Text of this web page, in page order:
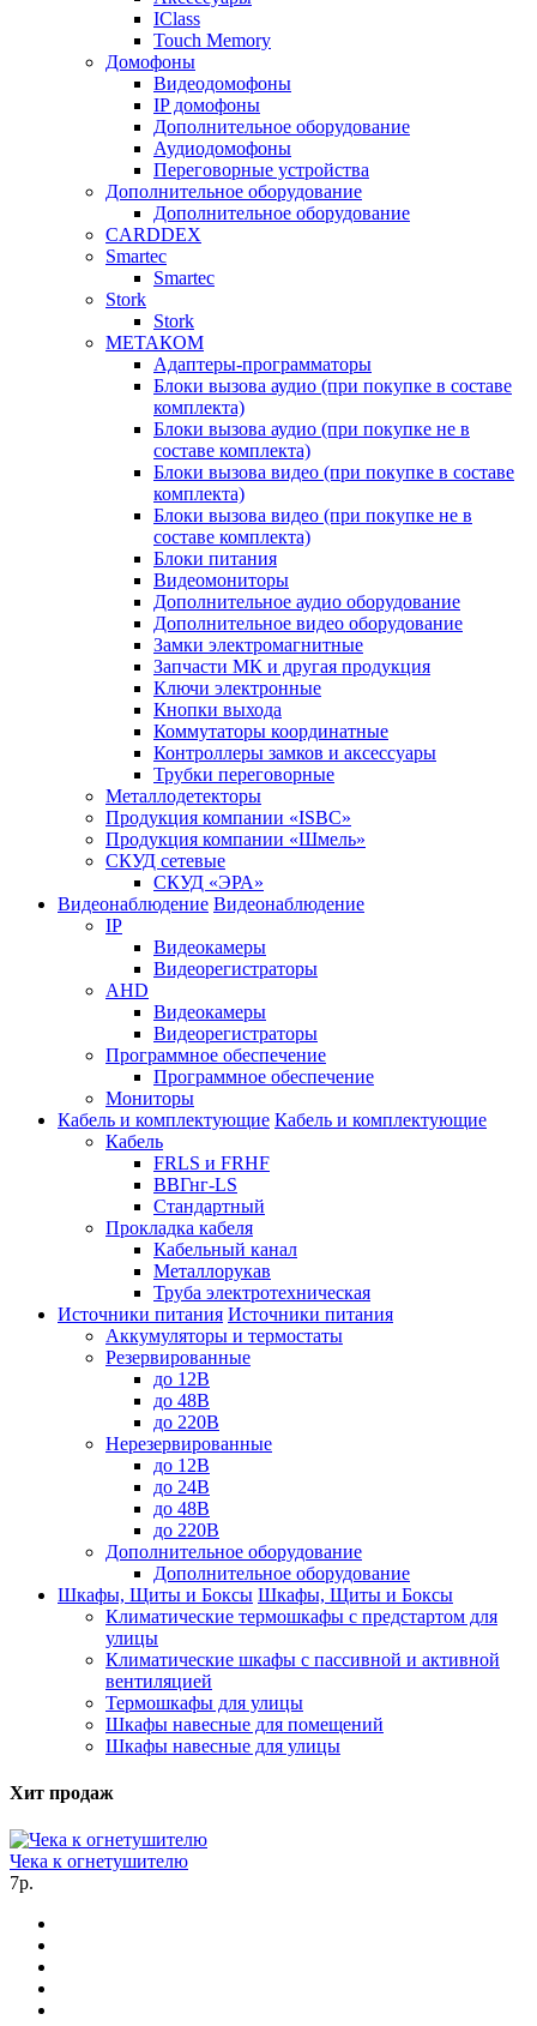
IClass
Touch Memory
Домофоны
Видеодомофоны
IP домофоны
Дополнительное оборудование
Аудиодомофоны
Переговорные устройства
Дополнительное оборудование
Дополнительное оборудование
CARDDEX
Smartec
Smartec
Stork
Stork
МЕТАКОМ
Адаптеры-программаторы
Блоки вызова аудио (при покупке в составе
комплекта)
Блоки вызова аудио (при покупке не в
составе комплекта)
Блоки вызова видео (при покупке в составе
комплекта)
Блоки вызова видео (при покупке не в
составе комплекта)
Блоки питания
Видеомониторы
Дополнительное аудио оборудование
Дополнительное видео оборудование
Замки электромагнитные
Запчасти МК и другая продукция
Ключи электронные
Кнопки выхода
Коммутаторы координатные
Контроллеры замков и аксессуары
Трубки переговорные
Металлодетекторы
Продукция компании «ISBC»
Продукция компании «Шмель»
СКУД сетевые
СКУД «ЭРА»
Видеонаблюдение Видеонаблюдение
IP
Видеокамеры
Видеорегистраторы
AHD
Видеокамеры
Видеорегистраторы
Программное обеспечение
Программное обеспечение
Мониторы
Кабель и комплектующие Кабель и комплектующие
Кабель
FRLS и FRHF
ВВГнг-LS
Стандартный
Прокладка кабеля
Кабельный канал
Металлорукав
Труба электротехническая
Источники питания Источники питания
Аккумуляторы и термостаты
Резервированные
до 12В
до 48В
до 220В
Нерезервированные
до 12В
до 24В
до 48В
до 220В
Дополнительное оборудование
Дополнительное оборудование
Шкафы, Щиты и Боксы Шкафы, Щиты и Боксы
Климатические термошкафы с предстартом для
улицы
Климатические шкафы с пассивной и активной
вентиляцией
Термошкафы для улицы
Шкафы навесные для помещений
Шкафы навесные для улицы
Хит продаж
Чека к огнетушителю
7р.